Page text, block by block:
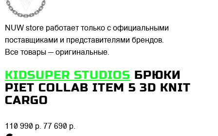
NUW store работает только с официальными
поставщиками и представителями брендов.
Все товары — оригинальные.
KIDSUPER STUDIOS БРЮКИ
PIET COLLAB ITEM 5 3D KNIT
CARGO
110 990 р. 77 690 р.